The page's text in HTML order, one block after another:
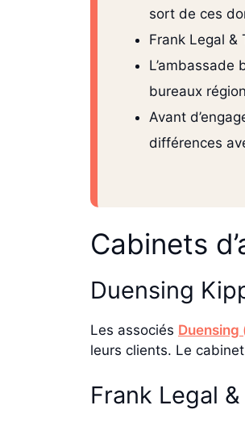
sort de ces
Frank Legal
bureaux
Avant
différences
Cabinets
Duensing
Les associés Duensing
leurs clients. Le
Frank Legal